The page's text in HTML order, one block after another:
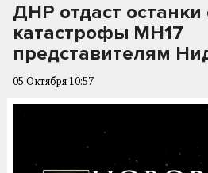
ДНР отдаст останки
катастрофы MН17
представителям
05 Октября 10:57